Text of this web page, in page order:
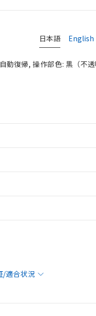
日本語 English
動復帰, 操作部色: 黒（不
/適合状況